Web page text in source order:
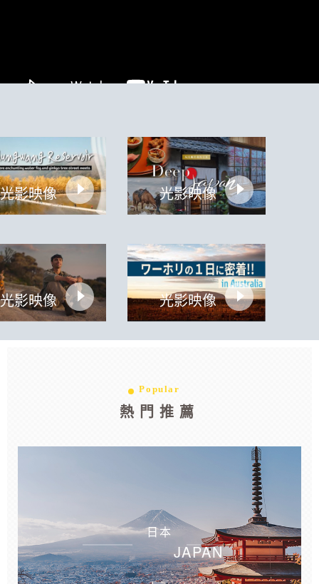
光影映像 光影映像
光影映像 光影映像
Popular
熱門推薦
JAPAN
日本